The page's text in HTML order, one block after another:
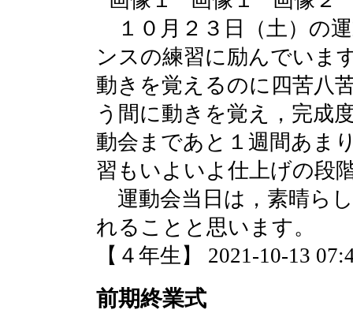
１０月２３日（土）の
ンスの練習に励んでいま
動きを覚えるのに四苦八
う間に動きを覚え，完成
動会まであと１週間あま
習もいよいよ仕上げの段
運動会当日は，素晴ら
れることと思います。
【４年生】 2021-10-13
前期終業式